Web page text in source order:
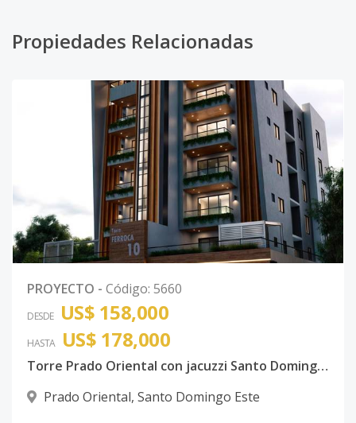
Propiedades Relacionadas
PROYECTO - Código: 5660
DESDE US$ 158,000
HASTA US$ 178,000
Torre Prado Oriental con jacuzzi Santo Domingo Este con ancestor
Prado Oriental, Santo Domingo Este